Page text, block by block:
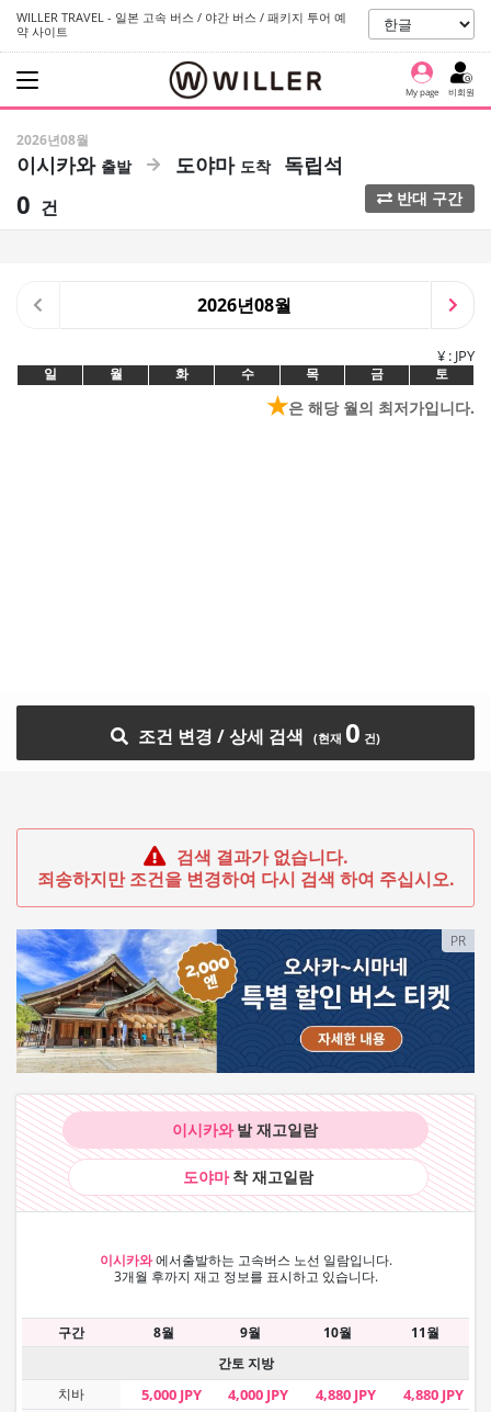
WILLER TRAVEL - 일본 고속 버스 / 야간 버스 / 패키지 투어 예
약 사이트
My page 비회원
2026년08월
이시카와 도야마 독립석
0 건 반대 구간
2026년08월
¥ : JPY
일 월 화 수 목 금 토
★은 해당 월의 최저가입니다.
조건 변경 / 상세 검색 0
검색 결과가 없습니다.
죄송하지만 조건을 변경하여 다시 검색 하여 주십시오.
PR
이시카와발 재고일람
도야마 착 재고일람
이시카와 에서출발하는 고속버스 노선 일람입니다.
3개월 후까지 재고 정보를 표시하고 있습니다.
구간 8월 9월 10월
11월
간토 지방
치바
5,000 JPY 4,000 JPY 4,880 JPY 4,880 JPY